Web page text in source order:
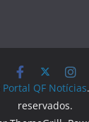
Portal QF Notícias
reservados.